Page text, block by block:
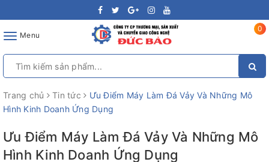
ToggleMenu
0
Trang chủ Tin tức
Ưu Điểm Máy Làm Đá Vảy Và Những Mô
Hình Kinh Doanh Ứng Dụng
Ưu Điểm Máy Làm Đá Vảy Và Những Mô
Hình Kinh Doanh Ứng Dụng